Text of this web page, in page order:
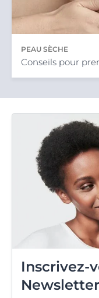
PEAU SÈCHE
Conseils pour
Inscrivez-
Newsletter